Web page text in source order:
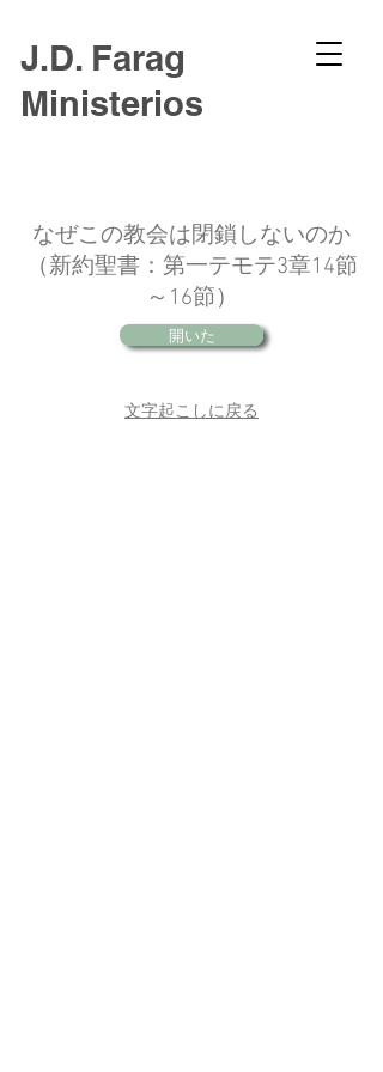
J.D. Farag
Ministerios
なぜこの教会は閉鎖しないのか
（新約聖書：第一テモテ3章14節
～16節）
開いた
文字起こしに戻る